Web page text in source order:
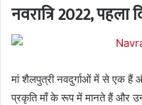
नवरात्रि 2022,
मां शैलपुत्री नवदुर्गाओं में से एक हैं
प्रकृति माँ के रूप में मानते हैं और